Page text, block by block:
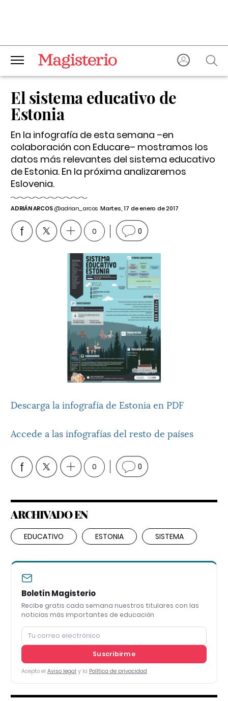
El sistema educativo de
Estonia
En la infografía de esta semana –en
colaboración con Educare– mostramos los
datos más relevantes del sistema educativo
de Estonia. En la próxima analizaremos
Eslovenia.
ADRIÁN ARCOS@adrian_arcos Martes, 17 de enero de 2017
0 0
Descarga la infografía de Estonia en PDF
Accede a las infografías del resto de países
0 0
ARCHIVADO EN
EDUCATIVO ESTONIA SISTEMA
Boletín Magisterio
Recibe gratis cada semana nuestros titulares con las
noticias más importantes de educación
Suscribirme
Acepto el Aviso legal y la Política de privacidad